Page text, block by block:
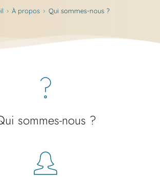
À propos Qui sommes-nous ?
sommes-nous ?